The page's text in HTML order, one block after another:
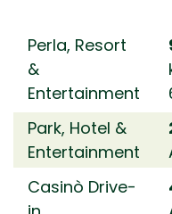
Perla, Resort
&
Entertainment
Park, Hotel &
Entertainment
Casinò Drive-